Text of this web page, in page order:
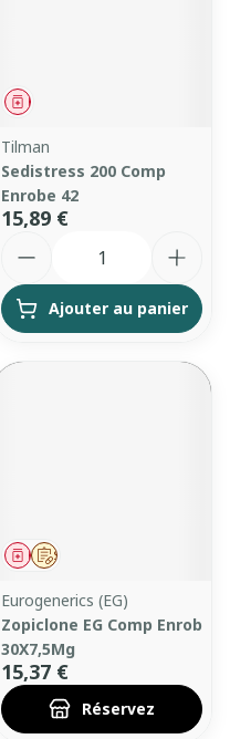
Médicament
Tilman
Sedistress 200 Comp
Enrobe 42
15,89 €
Ajouter au panier
Sur prescription
Médicament
Eurogenerics (EG)
Zopiclone EG Comp Enrob
30X7,5Mg
15,37 €
Réservez